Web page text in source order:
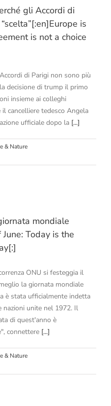
gli Accordi di
is
is not a choice
di Parigi non sono più
decisione di trump il primo
insieme ai colleghi
cancelliere tedesco Angela
ufficiale dopo la [...]
& Nature
mondiale
Today is the
ONU si festeggia il
la giornata mondiale
è stata ufficialmente indetta
nazioni unite nel 1972. Il
di quest'anno è
connettere [...]
& Nature